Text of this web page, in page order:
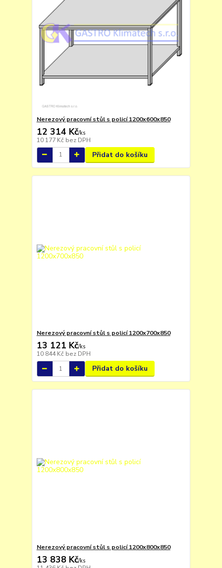
Nerezový pracovní stůl s policí 1200x600x850
12 314 Kč/ks
10 177 Kč bez DPH
Přidat do košíku
Nerezový pracovní stůl s policí 1200x700x850
13 121 Kč/ks
10 844 Kč bez DPH
Přidat do košíku
Nerezový pracovní stůl s policí 1200x800x850
13 838 Kč/ks